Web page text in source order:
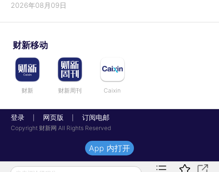
2026年08月09日
财新移动
财新 财新周刊 Caixin
登录 网页版 订阅电邮
Copyright 财新网 All Rights Reserved
App 内打开